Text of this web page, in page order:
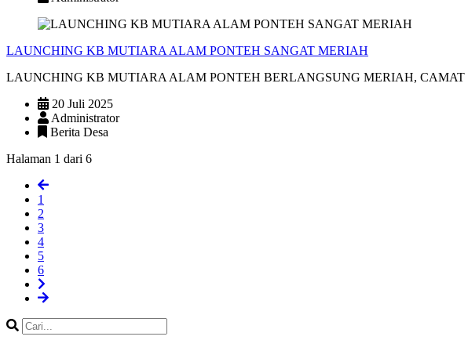
LAUNCHING KB MUTIARA ALAM PONTEH SANGAT MERIAH
LAUNCHING KB MUTIARA ALAM PONTEH BERLANGSUNG MERIAH,
20 Juli 2025
Administrator
Berita Desa
Halaman 1 dari 6
1
2
3
4
5
6